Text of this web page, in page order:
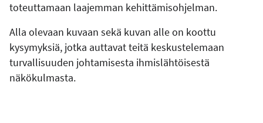
toteuttamaan laajemman kehittämisohjelman.
Alla olevaan kuvaan sekä kuvan alle on koottu
kysymyksiä, jotka auttavat teitä keskustelemaan
turvallisuuden johtamisesta ihmislähtöisestä
näkökulmasta.